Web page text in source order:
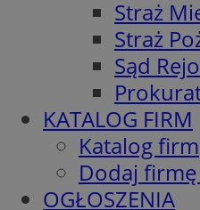
Straż
Straż
Sąd
KATALOG FIRM
Katalog firm
Dodaj
OGŁOSZENIA